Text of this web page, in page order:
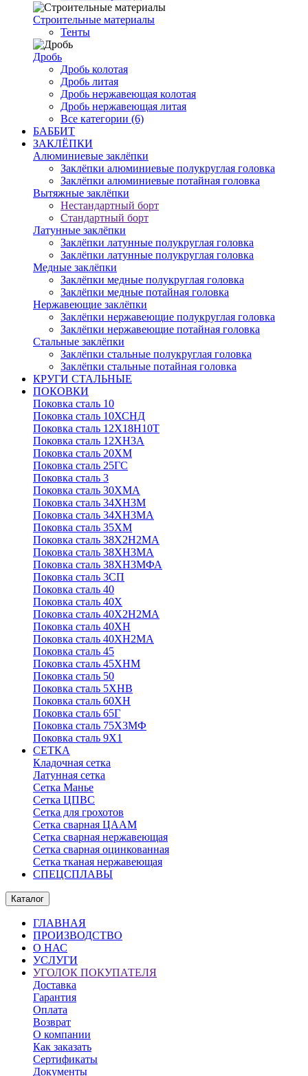
Строительные материалы
Тенты
Дробь
Дробь колотая
Дробь литая
Дробь нержавеющая колотая
Дробь нержавеющая литая
Все категории (6)
БАББИТ
ЗАКЛЁПКИ
Алюминиевые заклёпки
Заклёпки алюминиевые полукруглая головка
Заклёпки алюминиевые потайная головка
Вытяжные заклёпки
Нестандартный борт
Стандартный борт
Латунные заклёпки
Заклёпки латунные полукруглая головка
Заклёпки латунные полукруглая головка
Медные заклёпки
Заклёпки медные полукруглая головка
Заклёпки медные потайная головка
Нержавеющие заклёпки
Заклёпки нержавеющие полукруглая головка
Заклёпки нержавеющие потайная головка
Стальные заклёпки
Заклёпки стальные полукруглая головка
Заклёпки стальные потайная головка
КРУГИ СТАЛЬНЫЕ
ПОКОВКИ
Поковка сталь 10
Поковка сталь 10ХСНД
Поковка сталь 12Х18Н10Т
Поковка сталь 12ХН3А
Поковка сталь 20ХМ
Поковка сталь 25ГС
Поковка сталь 3
Поковка сталь 30ХМА
Поковка сталь 34ХН3М
Поковка сталь 34ХН3МА
Поковка сталь 35ХМ
Поковка сталь 38Х2Н2МА
Поковка сталь 38ХН3МА
Поковка сталь 38ХН3МФА
Поковка сталь 3СП
Поковка сталь 40
Поковка сталь 40Х
Поковка сталь 40Х2Н2МА
Поковка сталь 40ХН
Поковка сталь 40ХН2МА
Поковка сталь 45
Поковка сталь 45ХНМ
Поковка сталь 50
Поковка сталь 5ХНВ
Поковка сталь 60ХН
Поковка сталь 65Г
Поковка сталь 75Х3МФ
Поковка сталь 9Х1
СЕТКА
Кладочная сетка
Латунная сетка
Сетка Манье
Сетка ЦПВС
Сетка для грохотов
Сетка сварная ЦААМ
Сетка сварная нержавеющая
Сетка сварная оцинкованная
Сетка тканая нержавеющая
СПЕЦСПЛАВЫ
Каталог
ГЛАВНАЯ
ПРОИЗВОДСТВО
О НАС
УСЛУГИ
УГОЛОК ПОКУПАТЕЛЯ
Доставка
Гарантия
Оплата
Возврат
О компании
Как заказать
Сертификаты
Документы